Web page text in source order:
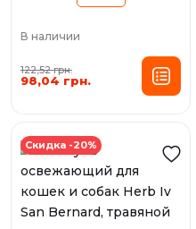
В наличии
122,52 грн.
98,04 грн.
Скидка -20%